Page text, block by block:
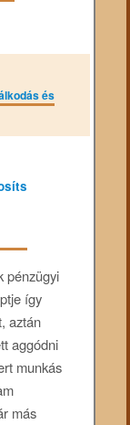
és
pénzügyi
így
aztán
aggódni
munkás
más